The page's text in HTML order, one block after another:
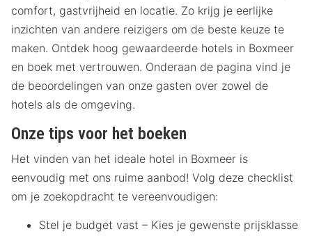
comfort, gastvrijheid en locatie. Zo krijg je eerlijke
inzichten van andere reizigers om de beste keuze te
maken. Ontdek hoog gewaardeerde hotels in Boxmeer
en boek met vertrouwen. Onderaan de pagina vind je
de beoordelingen van onze gasten over zowel de
hotels als de omgeving.
Onze tips voor het boeken
Het vinden van het ideale hotel in Boxmeer is
eenvoudig met ons ruime aanbod! Volg deze checklist
om je zoekopdracht te vereenvoudigen:
Stel je budget vast – Kies je gewenste prijsklasse